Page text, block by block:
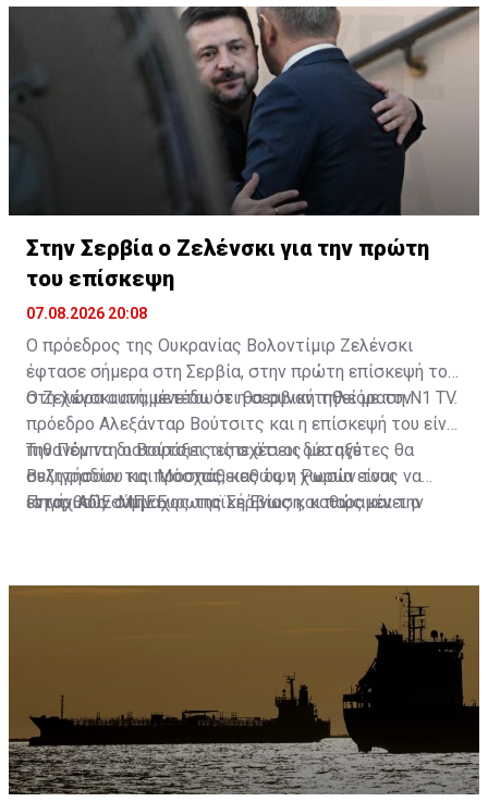
αναζητούν λίγη δροσιά.
Στην Σερβία ο Ζελένσκι για την πρώτη
του επίσκεψη
07.08.2026 20:08
Ο πρόεδρος της Ουκρανίας Βολοντίμιρ Ζελένσκι
έφτασε σήμερα στη Σερβία, στην πρώτη επίσκεψή του
στη χώρα αυτή, μετέδωσε η σερβική τηλεόραση N1 TV.
Ο Ζελένσκι αναμένεται ότι θα συναντηθεί με τον
πρόεδρο Αλεξάνταρ Βούτσιτς και η επίσκεψή του είναι
πιθανόν να διαταράξει τις σχέσεις μεταξύ
Βελιγραδίου και Μόσχας, καθώς η Ρωσία είναι
ιστορικός σύμμαχος της Σερβίας και παραμένει ο
Την Πέμπτη ο Βούτσιτς είπε ότι οι δύο ηγέτες θα
συζητήσουν τις προσπάθειες των χωρών τους να
ενταχθούν στην Ευρωπαϊκή Ένωση, καθώς και την
Πηγή: ΑΠΕ-ΜΠΕ